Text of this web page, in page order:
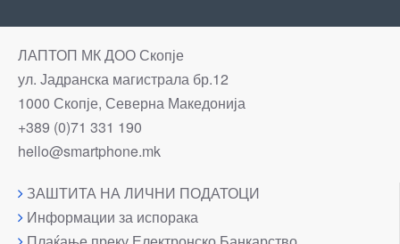
ЛАПТОП МК ДОО Скопје
ул. Јадранска магистрала бр.12
1000 Скопје, Северна Македонија
+389 (0)71 331 190
hello@smartphone.mk
ЗАШТИТА НА ЛИЧНИ ПОДАТОЦИ
Информации за испорака